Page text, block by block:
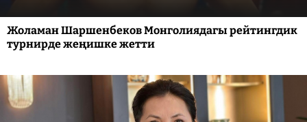
Жоламан Шаршенбеков Монголиядагы рейтингдик
турнирде жеңишке жетти